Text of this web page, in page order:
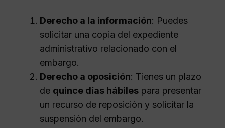
Derecho a la información: Puedes
solicitar una copia del expediente
administrativo relacionado con el
embargo.
Derecho a oposición: Tienes un plazo
de quince días hábiles para presentar
un recurso de reposición y solicitar la
suspensión del embargo.